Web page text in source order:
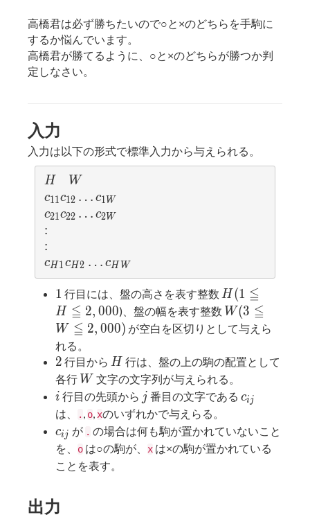
高橋君は必ず勝ちたいので○と×のどちらを手駒に
するか悩んでいます。
高橋君が勝てるように、○と×のどちらが勝つか判
定しなさい。
入力
入力は以下の形式で標準入力から与えられる。
H
H W
W
c_
{1
1}c
_{1
2}
…c
_{1
W}
c11c12 … c1 W
c_
{2
1}c
_{2
2}
…c
_{2
W}
c21c22 … c2W
::
::
c_
{H
1}c
{H
2}
…c
{H
W}
cH 1cH2 … cH W
1
1 行目には、盤の高さを表す整数 H (1
≦ H
≦
H (1 ≦
H ≦ 2, 000)、盤の幅を表す整数 W (3
≦ W
2,000)
W(3 ≦
W ≦ 2, 000) が空白を区切りとして与えら
れる。
2
2 行目から H
H 行は、盤の上の駒の配置として
各行 W
W 文字の文字列が与えられる。
i
i 行目の先頭から jj 番目の文字であるc_{ij}
cij
は、 . , o, xのいずれかで与えらる。
c_{ij}
cij が . の場合は何も駒が置かれていないこと
を、
o は○の駒が、 x は×の駒が置かれている
ことを表す。
出力